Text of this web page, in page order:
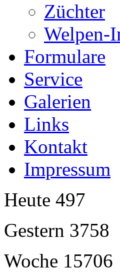
Züchter
Welpen-
Formulare
Service
Galerien
Links
Kontakt
Impressum
Heute 497
Gestern 3758
Woche 15706